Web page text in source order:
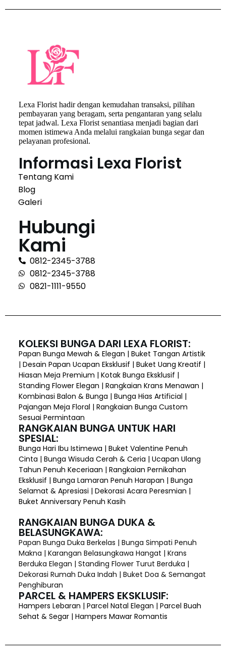
Lexa Florist hadir dengan kemudahan transaksi, pilihan
pembayaran yang beragam, serta pengantaran yang selalu
tepat jadwal. Lexa Florist senantiasa menjadi bagian dari
momen istimewa Anda melalui rangkaian bunga segar dan
pelayanan profesional.
Informasi Lexa Florist
Tentang Kami
Blog
Galeri
Hubungi
Kami
0812-2345-3788
0812-2345-3788
0821-1111-9550
KOLEKSI BUNGA DARI LEXA FLORIST:
Papan Bunga Mewah & Elegan | Buket Tangan Artistik
| Desain Papan Ucapan Eksklusif | Buket Uang Kreatif |
Hiasan Meja Premium | Kotak Bunga Eksklusif |
Standing Flower Elegan | Rangkaian Krans Menawan |
Kombinasi Balon & Bunga | Bunga Hias Artificial |
Pajangan Meja Floral | Rangkaian Bunga Custom
Sesuai Permintaan
RANGKAIAN BUNGA UNTUK HARI
SPESIAL:
Bunga Hari Ibu Istimewa | Buket Valentine Penuh
Cinta | Bunga Wisuda Cerah & Ceria | Ucapan Ulang
Tahun Penuh Keceriaan | Rangkaian Pernikahan
Eksklusif | Bunga Lamaran Penuh Harapan | Bunga
Selamat & Apresiasi | Dekorasi Acara Peresmian |
Buket Anniversary Penuh Kasih
RANGKAIAN BUNGA DUKA &
BELASUNGKAWA:
Papan Bunga Duka Berkelas | Bunga Simpati Penuh
Makna | Karangan Belasungkawa Hangat | Krans
Berduka Elegan | Standing Flower Turut Berduka |
Dekorasi Rumah Duka Indah | Buket Doa & Semangat
Penghiburan
PARCEL & HAMPERS EKSKLUSIF:
Hampers Lebaran | Parcel Natal Elegan | Parcel Buah
Sehat & Segar | Hampers Mawar Romantis